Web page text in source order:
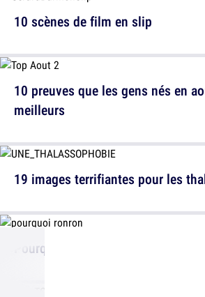
10 scènes de film en slip
19 images terrifiantes pour les
10 preuves que les gens nés en
meilleurs
Pourquoi les chats ronronnent-ils ?